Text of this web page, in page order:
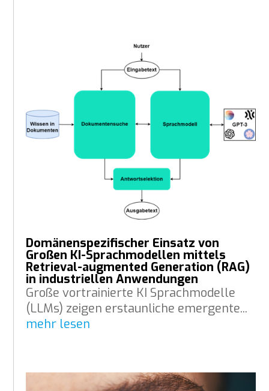
Domänenspezifischer Einsatz von
Großen KI-Sprachmodellen mittels
Retrieval-augmented Generation (RAG)
in industriellen Anwendungen
Große vortrainierte KI Sprachmodelle
(LLMs) zeigen erstaunliche emergente...
mehr lesen